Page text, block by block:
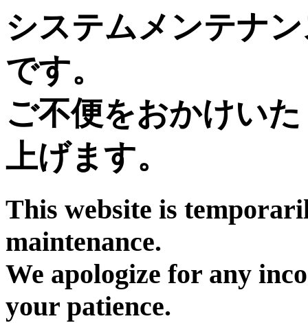
システムメンテナ
です。
ご不便をおかけい
上げます。
This website is
maintenance.
We apologize for any
your patience.